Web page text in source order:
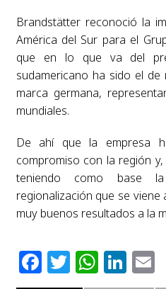
Brandstätter reconoció la
América del Sur para el
que en lo que va del
sudamericano ha sido el
marca germana,
mundiales.
De ahí que la empresa
compromiso con la región
teniendo como base
regionalización que se
muy buenos resultados a la
Facebook
Twitter